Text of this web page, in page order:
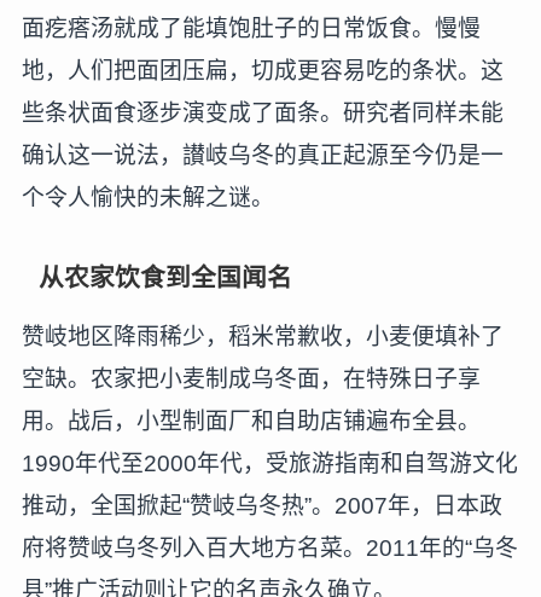
面疙瘩汤就成了能填饱肚子的日常饭食。慢慢
地，人们把面团压扁，切成更容易吃的条状。这
些条状面食逐步演变成了面条。研究者同样未能
确认这一说法，讃岐乌冬的真正起源至今仍是一
个令人愉快的未解之谜。
从农家饮食到全国闻名
赞岐地区降雨稀少，稻米常歉收，小麦便填补了
空缺。农家把小麦制成乌冬面，在特殊日子享
用。战后，小型制面厂和自助店铺遍布全县。
1990年代至2000年代，受旅游指南和自驾游文化
推动，全国掀起“赞岐乌冬热”。2007年，日本政
府将赞岐乌冬列入百大地方名菜。2011年的“乌冬
县”推广活动则让它的名声永久确立。